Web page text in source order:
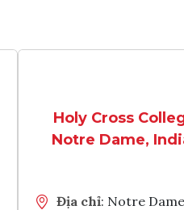
Holy Cross
Notre Dame,
Địa chỉ: Notre